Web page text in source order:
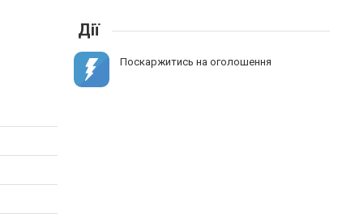
Дії
Поскаржитись на оголошення